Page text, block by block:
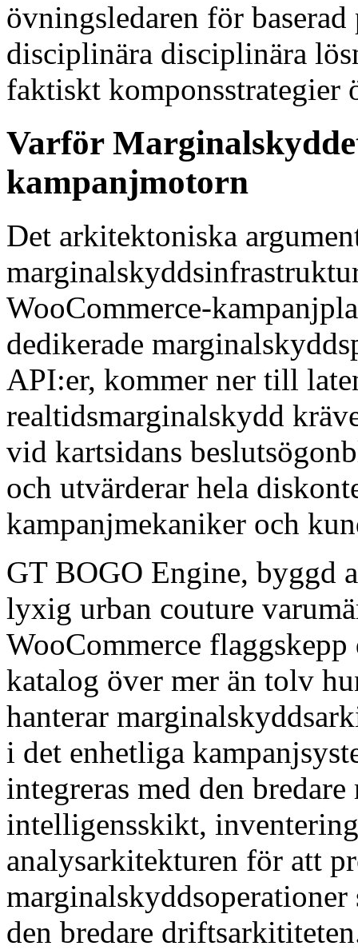
övningsledaren för baserad
disciplinära disciplinära
faktiskt komponsstrategier
Varför
kampanjmotorn
Det arkitektoniska
WooCommerce-
dedikerade
API:er, kommer ner till
realtidsmarginalskydd
vid kartsidans
och utvärderar hela
kampanjmekaniker och
GT BOGO Engine, byggd
lyxig urban couture
WooCommerce
katalog över mer än tolv
hanterar
i det enhetliga
integreras med den
intelligensskikt,
analysarkitekturen för att
den bredare